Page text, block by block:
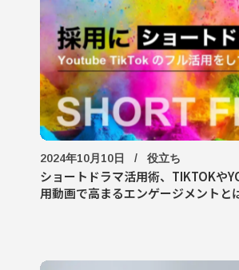
2024年10月10日 役立ち
ショートドラマ活用術、TIKTOKや
用動画で高まるエンゲージメントと